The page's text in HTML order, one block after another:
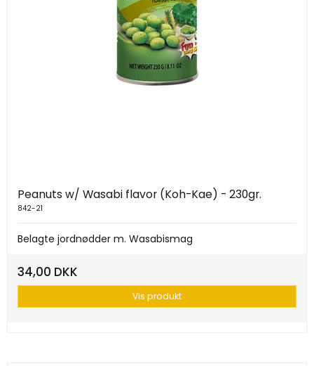
Peanuts w/ Wasabi flavor (Koh-Kae) - 230gr.
842-21
Belagte jordnødder m. Wasabismag
34,00 DKK
Vis produkt